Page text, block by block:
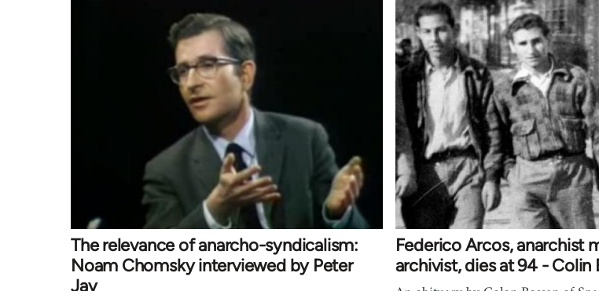
The relevance of anarcho-syndicalism:
Noam Chomsky interviewed by Peter
Jay
Federico Arcos, anarchist
archivist, dies at 94 - Colin